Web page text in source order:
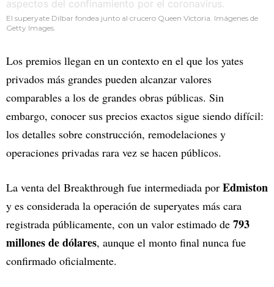
El superyate Dilbar fondea junto al crucero Queen Victoria. Imágenes de
Getty Images.
Los premios llegan en un contexto en el que los yates
privados más grandes pueden alcanzar valores
comparables a los de grandes obras públicas. Sin
embargo, conocer sus precios exactos sigue siendo difícil:
los detalles sobre construcción, remodelaciones y
operaciones privadas rara vez se hacen públicos.
La venta del Breakthrough fue intermediada por Edmiston
y es considerada la operación de superyates más cara
registrada públicamente, con un valor estimado de 793
millones de dólares, aunque el monto final nunca fue
confirmado oficialmente.